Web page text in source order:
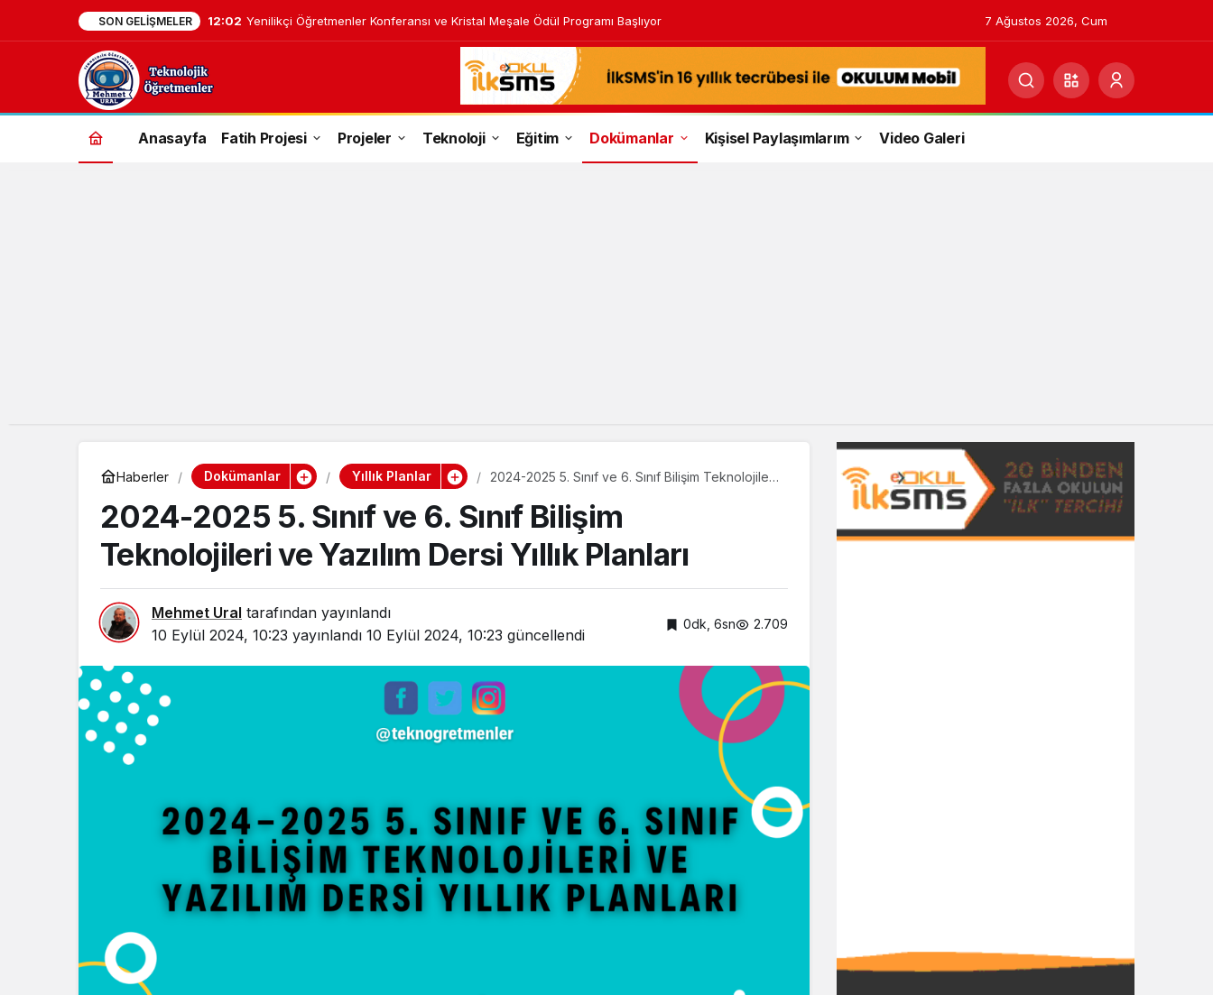
SON GELIŞMELER 16:08 Litmaps: Akademik Araştırmalarda Zaman Kazandıran Yapay Zeka… 7 Ağustos 2026, Cum
Anasayfa Fatih Projesi Projeler Teknoloji Eğitim Dokümanlar Kişisel Paylaşımlarım Video Galeri
Haberler Dokümanlar Yıllık Planlar
2024-2025 5. Sınıf ve 6. Sınıf Bilişim Teknolojileri
2024-2025 5. Sınıf ve 6. Sınıf Bilişim
Teknolojileri ve Yazılım Dersi Yıllık Planları
Mehmet Ural tarafından yayınlandı
10 Eylül 2024, 10:23 yayınlandı 10 Eylül 2024, 10:23 güncellendi
0dk, 6sn 2.709